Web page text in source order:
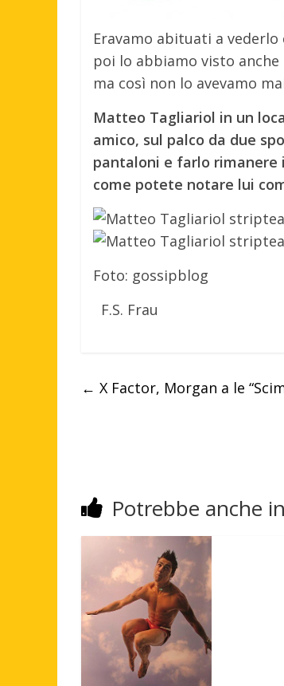
Eravamo abituati a
poi lo abbiamo visto
ma così non lo avevamo
Matteo Tagliariol in un
amico, sul palco da due
pantaloni e farlo rimanere
come potete notare lui
Foto: gossipblog
F.S. Frau
← X Factor, Morgan a le
Potrebbe anche